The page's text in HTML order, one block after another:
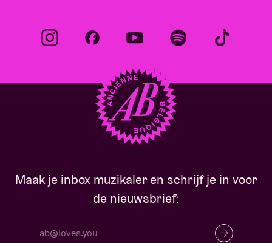
Maak je inbox muzikaler en schrijf je in voor
de nieuwsbrief: